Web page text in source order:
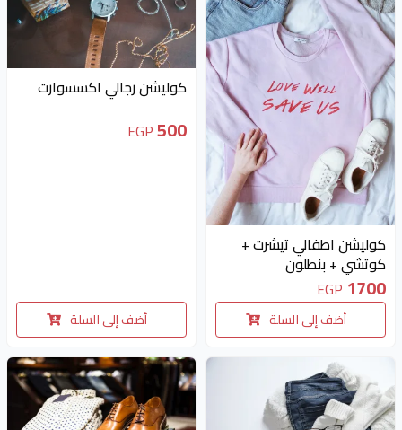
متوفر 1 قطع
كوليشن اطفالي تيشرت +
كوتشي + بنطلون
1700
EGP
أضف إلى السلة
متوفر 1 قطع كوليشن رجالي اكسسوارت
500
EGP
أضف إلى السلة